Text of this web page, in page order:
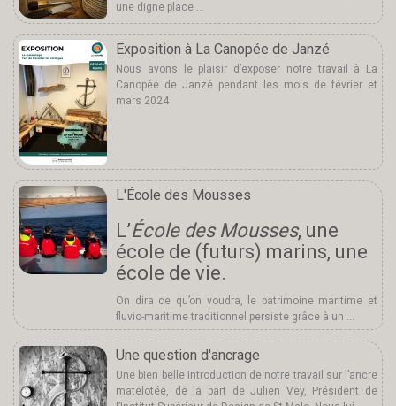
une digne place …
Exposition à La Canopée de Janzé
Nous avons le plaisir d’exposer notre travail à La
Canopée de Janzé pendant les mois de février et
mars 2024
L'École des Mousses
L’École des Mousses, une
école de (futurs) marins, une
école de vie.
On dira ce qu’on voudra, le patrimoine maritime et
fluvio-maritime traditionnel persiste grâce à un …
Une question d'ancrage
Une bien belle introduction de notre travail sur l’ancre
matelotée, de la part de Julien Vey, Président de